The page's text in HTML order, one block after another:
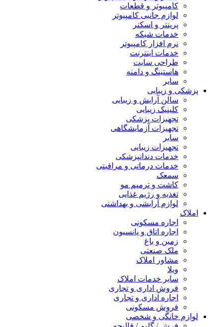
کامپیوتر و قطعات
لوازم جانبی کامپیوتر
پرینتر و اسکنر
خدمات شبکه
نرم افزار کامپیوتر
خدمات اینترنت
طراحی سایت
هاستینگ و دامنه
سایر
پزشکی و زیبایی
سالن آرایش و زیبایی
کلینیک زیبایی
تجهیزات پزشکی
تجهیزات آزمایشگاهی
سایر
تجهیزات زیبایی
خدمات دندانپزشکی
خدمات درمانی و مراقبتی
سمعک
کاشت و ترمیم مو
تغذیه و رژیم غذایی
لوازم آرایشی و بهداشتی
املاک
اجاره مسکونی
اجاره اتاق و پانسیون
زمین و باغ
ملک صنعتی
مشاور املاک
ویلا
سایر خدمات املاک
فروش اداری و تجاری
اجاره اداری و تجاری
فروش مسکونی
لوازم خانگی و شخصی